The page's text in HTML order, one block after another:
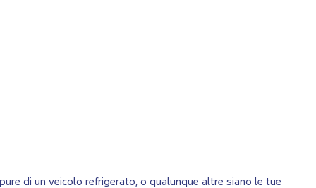
di un veicolo refrigerato, o qualunque altre siano le tue